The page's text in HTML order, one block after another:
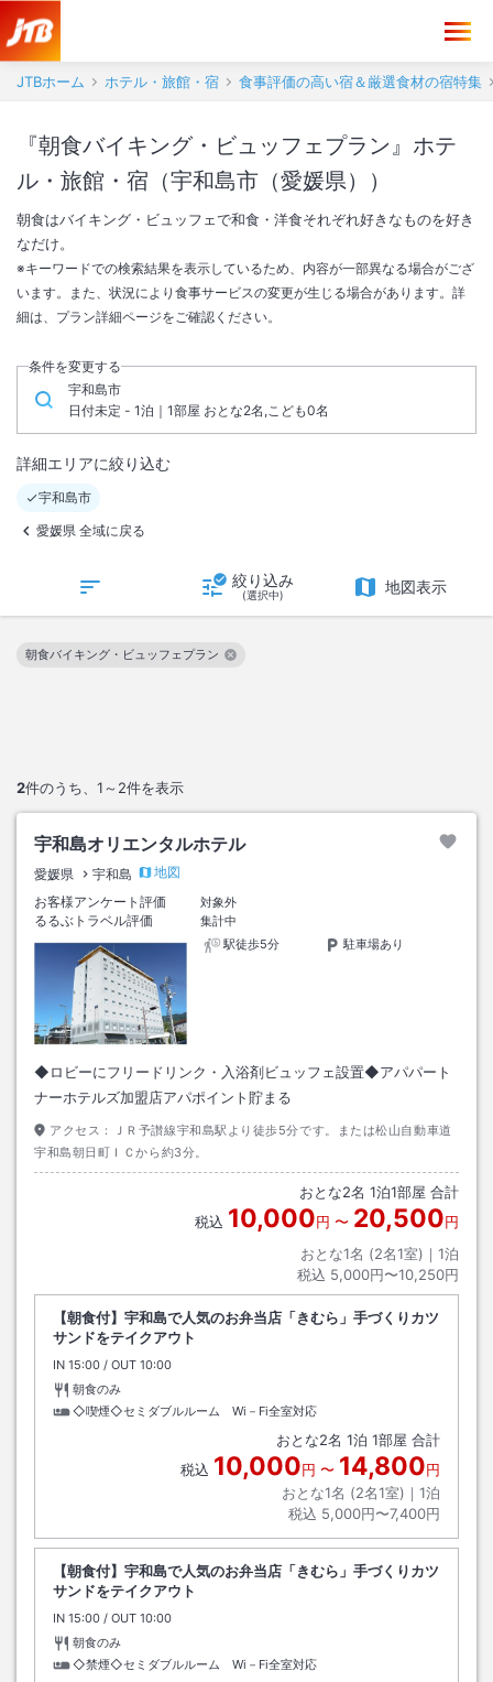
JTBホーム ホテル・旅館・宿 食事評価の高い宿＆厳選食材の宿特集
『朝食バイキング・ビュッフェプラン』ホテ
ル・旅館・宿（宇和島市（愛媛県））
朝食はバイキング・ビュッフェで和食・洋食それぞれ好きなものを好き
なだけ。
※キーワードでの検索結果を表示しているため、内容が一部異なる場合がござ
います。また、状況により食事サービスの変更が生じる場合があります。詳
細は、プラン詳細ページをご確認ください。
条件を変更する
宇和島市
日付未定 - 1泊｜1部屋 おとな2名,こども0名
詳細エリアに絞り込む
宇和島市
愛媛県 全域に戻る
絞り込み
(選択中) 地図表示
2件のうち、 1～2件を表示
朝食バイキング・ビュッフェプラン
この絞り込み条件を解除
宇和島オリエンタルホテル
愛媛県 宇和島
地図
お客様アンケート評価
対象外
るるぶトラベル評価
集計中
駅徒歩5分
駐車場あり
◆ロビーにフリードリンク・入浴剤ビュッフェ設置◆アパパート
ナーホテルズ加盟店アパポイント貯まる
アクセス：
ＪＲ予讃線宇和島駅より徒歩5分です。または松山自動車道
宇和島朝日町ＩＣから約3分。
おとな2名 1泊1部屋 合計
税込 10,000円 〜 20,500円
おとな1名 (2名1室)｜ 1泊
税込 5,000円〜10,250円
【朝食付】宇和島で人気のお弁当店「きむら」手づくりカツ
サンドをテイクアウト
IN チェックイン
15:00 / OUT チェックアウト
10:00
朝食のみ
◇喫煙◇セミダブルルーム Wi－Fi全室対応
おとな2名 1泊 1部屋 合計
税込 10,000円 〜 14,800円
おとな1名 (2名1室)｜ 1泊
税込 5,000円〜7,400円
【朝食付】宇和島で人気のお弁当店「きむら」手づくりカツ
サンドをテイクアウト
IN チェックイン
15:00 / OUT チェックアウト
10:00
朝食のみ
◇禁煙◇セミダブルルーム Wi－Fi全室対応